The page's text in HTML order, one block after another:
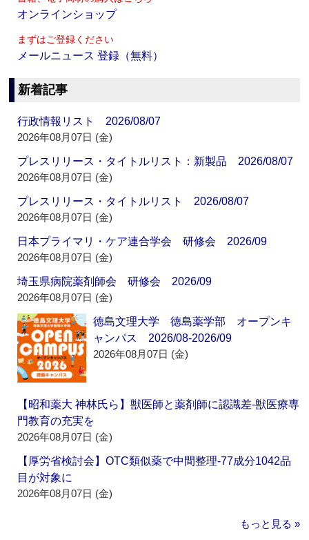
オンラインショップ
まずはご登録ください
メールニュース 登録（無料）
新着記事
行政情報リスト 2026/08/07
2026年08月07日 (金)
プレスリリース・タイトルリスト：新製品 2026/08/07
2026年08月07日 (金)
プレスリリース・タイトルリスト 2026/08/07
2026年08月07日 (金)
日本プライマリ・ケア連合学会 研修会 2026/09
2026年08月07日 (金)
埼玉県病院薬剤師会 研修会 2026/09
2026年08月07日 (金)
徳島文理大学 徳島薬学部 オープンキ
ャンパス 2026/08-2026/09
2026年08月07日 (金)
【昭和薬大 神林氏ら】獣医師と薬剤師に認識差‐獣医療専
門教育の充実を
2026年08月07日 (金)
【厚労省検討会】OTC類似薬で中間整理‐77成分1042品
目が対象に
2026年08月07日 (金)
もっと見る »